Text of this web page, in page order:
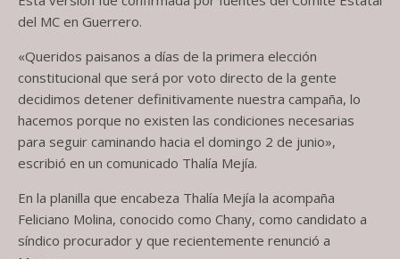
del MC en Guerrero.
«Queridos paisanos a días de la primera elección
constitucional que será por voto directo de la gente
decidimos detener definitivamente nuestra campaña, lo
hacemos porque no existen las condiciones necesarias
para seguir caminando hacia el domingo 2 de junio»,
escribió en un comunicado Thalía Mejía.
En la planilla que encabeza Thalía Mejía la acompaña
Feliciano Molina, conocido como Chany, como candidato a
síndico procurador y que recientemente renunció a